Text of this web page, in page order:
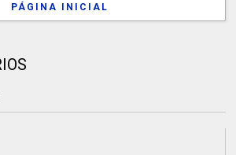
PÁGINA INICIAL